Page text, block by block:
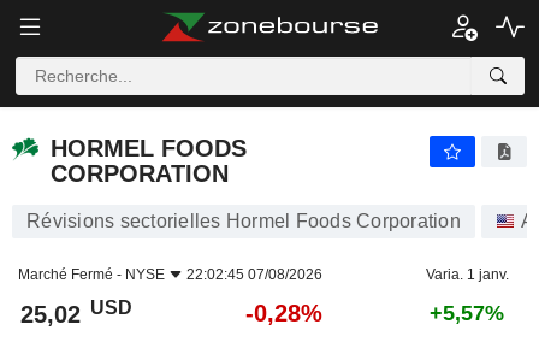
HORMEL FOODS
CORPORATION
Révisions sectorielles Hormel Foods Corporation
Marché Fermé - NYSE 22:02:45 07/08/2026 Varia. 1 janv.
25,02 USD -0,28% +5,57%